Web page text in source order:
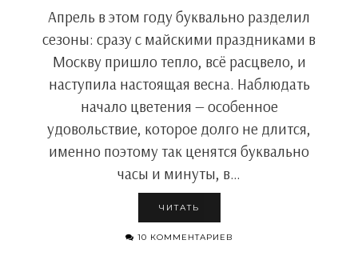
Апрель в этом году буквально разделил
сезоны: сразу с майскими праздниками в
Москву пришло тепло, всё расцвело, и
наступила настоящая весна. Наблюдать
начало цветения — особенное
удовольствие, которое долго не длится,
именно поэтому так ценятся буквально
часы и минуты, в…
ЧИТАТЬ
10 КОММЕНТАРИЕВ